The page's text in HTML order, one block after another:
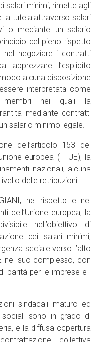
salari minimi, rimette agli
la tutela attraverso salari
o mediante un salario
del pieno rispetto
nel negoziare i contratti
apprezzare l’esplicito
alcuna disposizione
interpretata come
membri nei quali la
mediante contratti
salario minimo legale.
dell’articolo 153 del
europea (TFUE), la
nazionali, alcuna
delle retribuzioni.
nel rispetto e nel
dell’Unione europea, la
nell’obiettivo di
dei salari minimi,
sociale verso l’alto
nel suo complesso, con
parità per le imprese e i
sindacali maturo ed
sociali sono in grado di
e la diffusa copertura
collettiva